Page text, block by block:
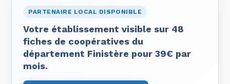
PARTENAIRE LOCAL DISPONIBLE
Votre établissement visible sur 48
fiches de coopératives du
département Finistère pour 39€ par
mois.